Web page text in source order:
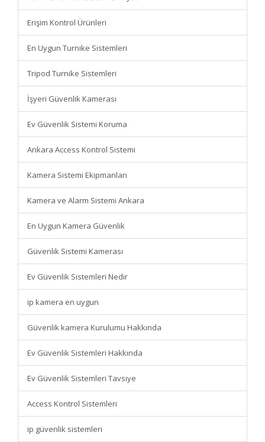
Erişim Kontrol Ürünleri
En Uygun Turnike Sistemleri
Tripod Turnike Sistemleri
İşyeri Güvenlik Kamerası
Ev Güvenlik Sistemi Koruma
Ankara Access Kontrol Sistemi
Kamera Sistemi Ekipmanları
Kamera ve Alarm Sistemi Ankara
En Uygun Kamera Güvenlik
Güvenlik Sistemi Kamerası
Ev Güvenlik Sistemleri Nedir
ip kamera en uygun
Güvenlik kamera Kurulumu Hakkında
Ev Güvenlik Sistemleri Hakkında
Ev Güvenlik Sistemleri Tavsiye
Access Kontrol Sistemleri
ip güvenlik sistemleri